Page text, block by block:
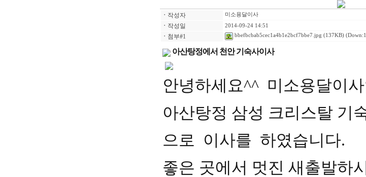
ㆍ 작성자 미소용달이사
ㆍ 작성일 2014-09-24 14:51
ㆍ 첨부#1 bbefbcbab5cec1a4b1e2bcf7bbe7.jpg (137KB)
아산탕정에서 천안 기숙사이사
안녕하세요^^ 미소용달이
아산탕정 삼성 크리스탈 기
으로 이사를 하였습니다.
좋은 곳에서 멋진 새출발하